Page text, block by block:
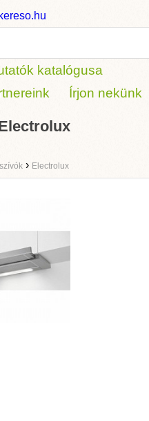
katalógusa
Írjon nekünk
› Electrolux